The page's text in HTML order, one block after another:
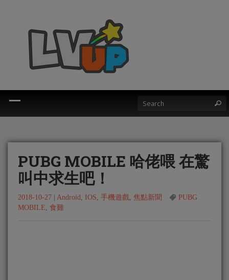
PUBG MOBILE 哈佬喂 在驚
叫中求生吧！
2018-10-27 Android, IOS, 手機遊戲, 焦點新聞
PUBG
MOBILE, 食雞